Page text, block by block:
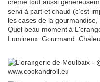
crème tout aussi
servi à part et chaud (c’est
les cases de la gourmandise,
Quel beau moment à
Lumineux. Gourmand.